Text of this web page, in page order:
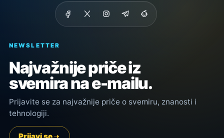
NEWSLETTER
Najvažnije priče iz
svemira na e-mailu.
Prijavite se za najvažnije priče o svemiru, znanosti i
tehnologiji.